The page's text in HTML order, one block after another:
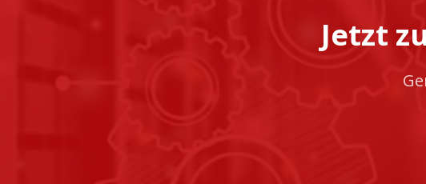
Jetzt